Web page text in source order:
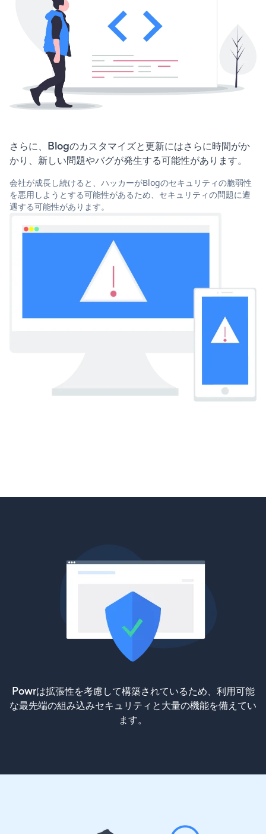
さらに、Blogのカスタマイズと更新にはさらに時間がか
かり、新しい問題やバグが発生する可能性があります。
会社が成長し続けると、ハッカーがBlogのセキュリティの脆弱性
を悪用しようとする可能性があるため、セキュリティの問題に遭
遇する可能性があります。
Powrは拡張性を考慮して構築されているため、利用可能
な最先端の組み込みセキュリティと大量の機能を備えてい
ます。